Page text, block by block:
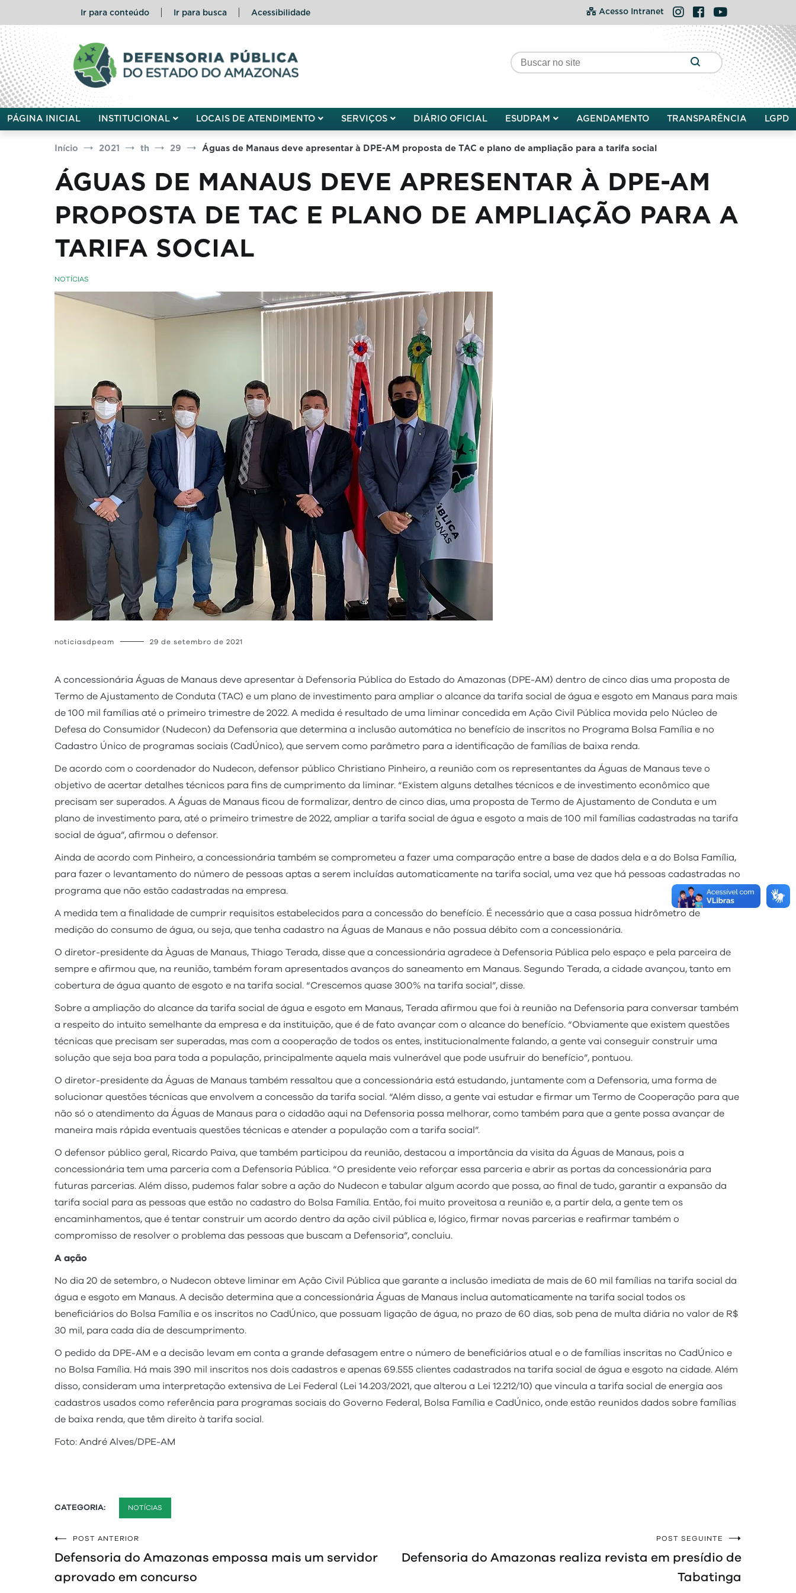
o
conteúdo
Ir para conteúdo Ir para busca Acessibilidade Acesso Intranet Instagram
FacebookYouTube
Defensoria Pública do Estado do Amazonas
PÁGINA INICIAL INSTITUCIONAL LOCAIS DE ATENDIMENTO SERVIÇOS DIÁRIO OFICIAL ESUDPAM AGENDAMENTO TRANSPARÊNCIA LGPD
Início 2021 th 29 Águas de Manaus deve apresentar à DPE-AM proposta de TAC e plano de ampliação para a tarifa social
ÁGUAS DE MANAUS DEVE APRESENTAR À DPE-AM
PROPOSTA DE TAC E PLANO DE AMPLIAÇÃO PARA A
TARIFA SOCIAL
NOTÍCIAS
noticiasdpeam 29 de setembro de 2021
A concessionária Águas de Manaus deve apresentar à Defensoria Pública do Estado do Amazonas (DPE-AM) dentro de cinco dias uma proposta de
Termo de Ajustamento de Conduta (TAC) e um plano de investimento para ampliar o alcance da tarifa social de água e esgoto em Manaus para mais
de 100 mil famílias até o primeiro trimestre de 2022. A medida é resultado de uma liminar concedida em Ação Civil Pública movida pelo Núcleo de
Defesa do Consumidor (Nudecon) da Defensoria que determina a inclusão automática no benefício de inscritos no Programa Bolsa Família e no
Cadastro Único de programas sociais (CadÚnico), que servem como parâmetro para a identificação de famílias de baixa renda.
De acordo com o coordenador do Nudecon, defensor público Christiano Pinheiro, a reunião com os representantes da Águas de Manaus teve o
objetivo de acertar detalhes técnicos para fins de cumprimento da liminar. “Existem alguns detalhes técnicos e de investimento econômico que
precisam ser superados. A Águas de Manaus ficou de formalizar, dentro de cinco dias, uma proposta de Termo de Ajustamento de Conduta e um
plano de investimento para, até o primeiro trimestre de 2022, ampliar a tarifa social de água e esgoto a mais de 100 mil famílias cadastradas na tarifa
social de água”, afirmou o defensor.
Ainda de acordo com Pinheiro, a concessionária também se comprometeu a fazer uma comparação entre a base de dados dela e a do Bolsa Família,
para fazer o levantamento do número de pessoas aptas a serem incluídas automaticamente na tarifa social, uma vez que há pessoas cadastradas no
programa que não estão cadastradas na empresa.
A medida tem a finalidade de cumprir requisitos estabelecidos para a concessão do benefício. É necessário que a casa possua hidrômetro de
medição do consumo de água, ou seja, que tenha cadastro na Águas de Manaus e não possua débito com a concessionária.
O diretor-presidente da Àguas de Manaus, Thiago Terada, disse que a concessionária agradece à Defensoria Pública pelo espaço e pela parceira de
sempre e afirmou que, na reunião, também foram apresentados avanços do saneamento em Manaus. Segundo Terada, a cidade avançou, tanto em
cobertura de água quanto de esgoto e na tarifa social. “Crescemos quase 300% na tarifa social”, disse.
Sobre a ampliação do alcance da tarifa social de água e esgoto em Manaus, Terada afirmou que foi à reunião na Defensoria para conversar também
a respeito do intuito semelhante da empresa e da instituição, que é de fato avançar com o alcance do benefício. “Obviamente que existem questões
técnicas que precisam ser superadas, mas com a cooperação de todos os entes, institucionalmente falando, a gente vai conseguir construir uma
solução que seja boa para toda a população, principalmente aquela mais vulnerável que pode usufruir do benefício”, pontuou.
O diretor-presidente da Águas de Manaus também ressaltou que a concessionária está estudando, juntamente com a Defensoria, uma forma de
solucionar questões técnicas que envolvem a concessão da tarifa social. “Além disso, a gente vai estudar e firmar um Termo de Cooperação para que
não só o atendimento da Águas de Manaus para o cidadão aqui na Defensoria possa melhorar, como também para que a gente possa avançar de
maneira mais rápida eventuais questões técnicas e atender a população com a tarifa social”.
O defensor público geral, Ricardo Paiva, que também participou da reunião, destacou a importância da visita da Águas de Manaus, pois a
concessionária tem uma parceria com a Defensoria Pública. “O presidente veio reforçar essa parceria e abrir as portas da concessionária para
futuras parcerias. Além disso, pudemos falar sobre a ação do Nudecon e tabular algum acordo que possa, ao final de tudo, garantir a expansão da
tarifa social para as pessoas que estão no cadastro do Bolsa Família. Então, foi muito proveitosa a reunião e, a partir dela, a gente tem os
encaminhamentos, que é tentar construir um acordo dentro da ação civil pública e, lógico, firmar novas parcerias e reafirmar também o
compromisso de resolver o problema das pessoas que buscam a Defensoria”, concluiu.
A ação
No dia 20 de setembro, o Nudecon obteve liminar em Ação Civil Pública que garante a inclusão imediata de mais de 60 mil famílias na tarifa social da
água e esgoto em Manaus. A decisão determina que a concessionária Águas de Manaus inclua automaticamente na tarifa social todos os
beneficiários do Bolsa Família e os inscritos no CadÚnico, que possuam ligação de água, no prazo de 60 dias, sob pena de multa diária no valor de R$
30 mil, para cada dia de descumprimento.
O pedido da DPE-AM e a decisão levam em conta a grande defasagem entre o número de beneficiários atual e o de famílias inscritas no CadÚnico e
no Bolsa Família. Há mais 390 mil inscritos nos dois cadastros e apenas 69.555 clientes cadastrados na tarifa social de água e esgoto na cidade. Além
disso, consideram uma interpretação extensiva de Lei Federal (Lei 14.203/2021, que alterou a Lei 12.212/10) que vincula a tarifa social de energia aos
cadastros usados como referência para programas sociais do Governo Federal, Bolsa Família e CadÚnico, onde estão reunidos dados sobre famílias
de baixa renda, que têm direito à tarifa social.
Foto: André Alves/DPE-AM
CATEGORIA: NOTÍCIAS
Navegação
de
POST ANTERIOR
Defensoria do Amazonas empossa mais um servidor
aprovado em concurso
POST SEGUINTE
Defensoria do Amazonas realiza revista em presídio de
Tabatinga